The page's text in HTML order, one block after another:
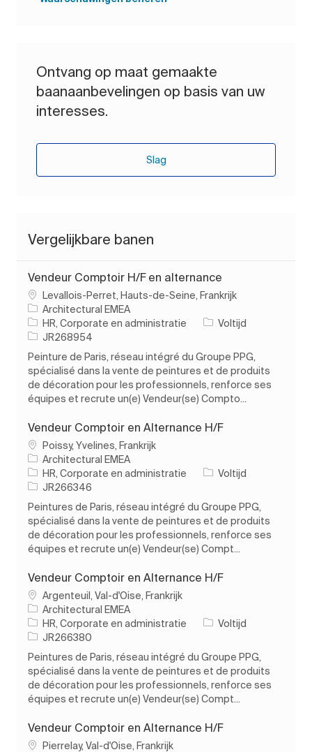
Ontvang op maat gemaakte
baanaanbevelingen op basis van uw
interesses.
Slag
Vergelijkbare banen
Vendeur Comptoir H/F en alternance
PlaatsLevallois-Perret, Hauts-de-Seine, Frankrijk
Architectural EMEA
Categorie
HR, Corporate en administratie Soort baan
Voltijd
Taak-ID
JR268954
Peinture de Paris, réseau intégré du Groupe PPG,
spécialisé dans la vente de peintures et de produits
de décoration pour les professionnels, renforce ses
équipes et recrute un(e) Vendeur(se) Compto...
Vendeur Comptoir en Alternance H/F
PlaatsPoissy, Yvelines, Frankrijk
Architectural EMEA
Categorie
HR, Corporate en administratie Soort baan
Voltijd
Taak-ID
JR266346
Peintures de Paris, réseau intégré du Groupe PPG,
spécialisé dans la vente de peintures et de produits
de décoration pour les professionnels, renforce ses
équipes et recrute un(e) Vendeur(se) Compt...
Vendeur Comptoir en Alternance H/F
PlaatsArgenteuil, Val-d'Oise, Frankrijk
Architectural EMEA
Categorie
HR, Corporate en administratie Soort baan
Voltijd
Taak-ID
JR266380
Peintures de Paris, réseau intégré du Groupe PPG,
spécialisé dans la vente de peintures et de produits
de décoration pour les professionnels, renforce ses
équipes et recrute un(e) Vendeur(se) Compt...
Vendeur Comptoir en Alternance H/F
PlaatsPierrelay, Val-d'Oise, Frankrijk